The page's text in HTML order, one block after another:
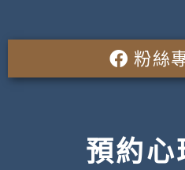
粉絲
預約心